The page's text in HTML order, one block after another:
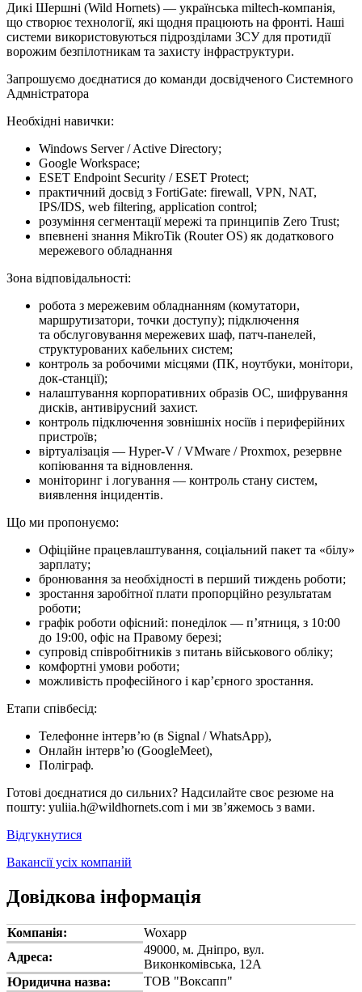
Дикі Шершні (Wild Hornets) — українська miltech-компанія,
що створює технології, які щодня працюють на фронті. Наші
системи використовуються підрозділами ЗСУ для протидії
ворожим безпілотникам та захисту інфраструктури.
Запрошуємо доєднатися до команди досвідченого Системного
Адмністратора
Необхідні навички:
Windows Server / Active Directory;
Google Workspace;
ESET Endpoint Security / ESET Protect;
практичний досвід з FortiGate: firewall, VPN, NAT,
IPS/IDS, web filtering, application control;
розуміння сегментації мережі та принципів Zero Trust;
впевнені знання MikroTik (Router OS) як додаткового
мережевого обладнання
Зона відповідальності:
робота з мережевим обладнанням (комутатори,
маршрутизатори, точки доступу); підключення
та обслуговування мережевих шаф, патч-панелей,
структурованих кабельних систем;
контроль за робочими місцями (ПК, ноутбуки, монітори,
док-станції);
налаштування корпоративних образів ОС, шифрування
дисків, антивірусний захист.
контроль підключення зовнішніх носіїв і периферійних
пристроїв;
віртуалізація — Hyper-V / VMware / Proxmox, резервне
копіювання та відновлення.
моніторинг і логування — контроль стану систем,
виявлення інцидентів.
Що ми про­по­ну­є­мо:
Офіційне працевлаштування, соціальний пакет та «білу»
зарплату;
бронювання за необхідності в перший тиждень роботи;
зростання заробітної плати пропорційно результатам
роботи;
графік роботи офісний: понеділок — п’ятниця, з 10:00
до 19:00, офіс на Правому березі;
супровід співробітників з питань військового обліку;
комфортні умови роботи;
можливість професійного і кар’єрного зростання.
Етапи співбесід:
Телефонне інтерв’ю (в Signal / WhatsApp),
Онлайн інтерв’ю (GoogleMeet),
Поліграф.
Готові доєднатися до сильних? Надсилайте своє резюме на
пошту: yuliia.h@wildhornets.com і ми звʼяжемось з вами.
Відгукнутися
Вакансії усіх компаній
Довідкова інформація
Компанія:
Woxapp
Адреса:
49000, м. Дніпро, вул.
Виконкомівська, 12А
Юридична назва:
ТОВ "Воксапп"